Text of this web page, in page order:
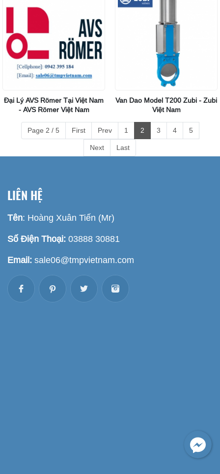
Đại Lý AVS Römer Tại Việt Nam
- AVS Römer Việt Nam
Van Dao Model T200 Zubi - Zubi
Việt Nam
Page 2 / 5 First Prev 1 2 3 4 5
Next Last
LIÊN HỆ
Tên: Hoàng Xuân Tiến (Mr)
Số Điện Thoại: 03888 30881
Email: sale06@tmpvietnam.com